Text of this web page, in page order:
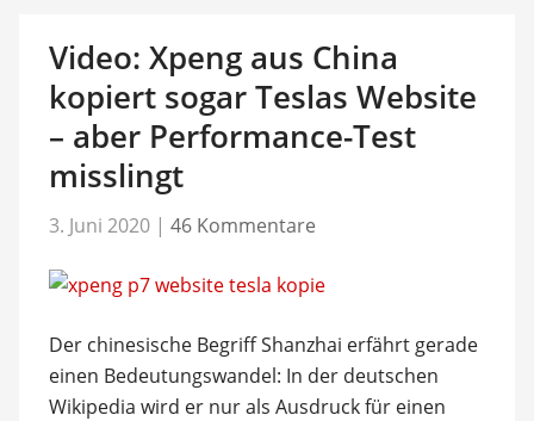
Video: Xpeng aus China
kopiert sogar Teslas Website
– aber Performance-Test
misslingt
3. Juni 2020 | 46 Kommentare
Der chinesische Begriff Shanzhai erfährt gerade
einen Bedeutungswandel: In der deutschen
Wikipedia wird er nur als Ausdruck für einen